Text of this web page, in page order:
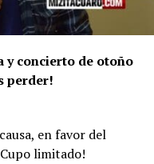
y concierto de otoño
perder!
en favor del
limitado!